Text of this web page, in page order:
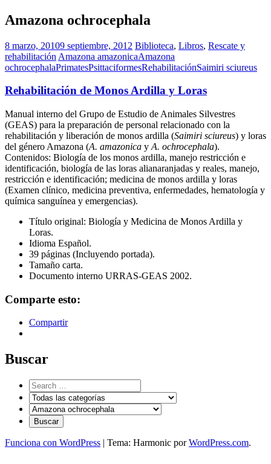
Amazona ochrocephala
8 marzo, 20109 septiembre, 2012 Biblioteca, Libros, Rescate y
rehabilitación Amazona amazonicaAmazona
ochrocephalaPrimatesPsittaciformesRehabilitaciónSaimiri sciureus
Rehabilitación de Monos Ardilla y Loras
Manual interno del Grupo de Estudio de Animales Silvestres
(GEAS) para la preparación de personal relacionado con la
rehabilitación y liberación de monos ardilla (Saimiri sciureus) y loras
del género Amazona (A. amazonica y A. ochrocephala).
Contenidos: Biología de los monos ardilla, manejo restricción e
identificación, biología de las loras alianaranjadas y reales, manejo,
restricción e identificación; medicina de monos ardilla y loras
(Examen clínico, medicina preventiva, enfermedades, hematología y
química sanguínea y emergencias).
Título original: Biología y Medicina de Monos Ardilla y
Loras.
Idioma Español.
39 páginas (Incluyendo portada).
Tamaño carta.
Documento interno URRAS-GEAS 2002.
Comparte esto:
Compartir
Buscar
Funciona con WordPress | Tema: Harmonic porWordPress.com.